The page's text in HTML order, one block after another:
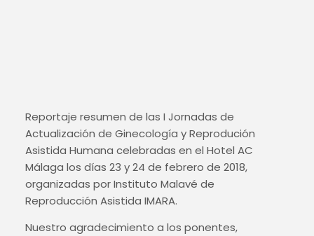
Reportaje resumen de las I Jornadas de
Actualización de Ginecología y Reprodución
Asistida Humana celebradas en el Hotel AC
Málaga los días 23 y 24 de febrero de 2018,
organizadas por Instituto Malavé de
Reproducción Asistida IMARA.
Nuestro agradecimiento a los ponentes,